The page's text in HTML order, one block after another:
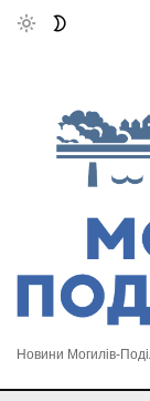
Новини Могилів-